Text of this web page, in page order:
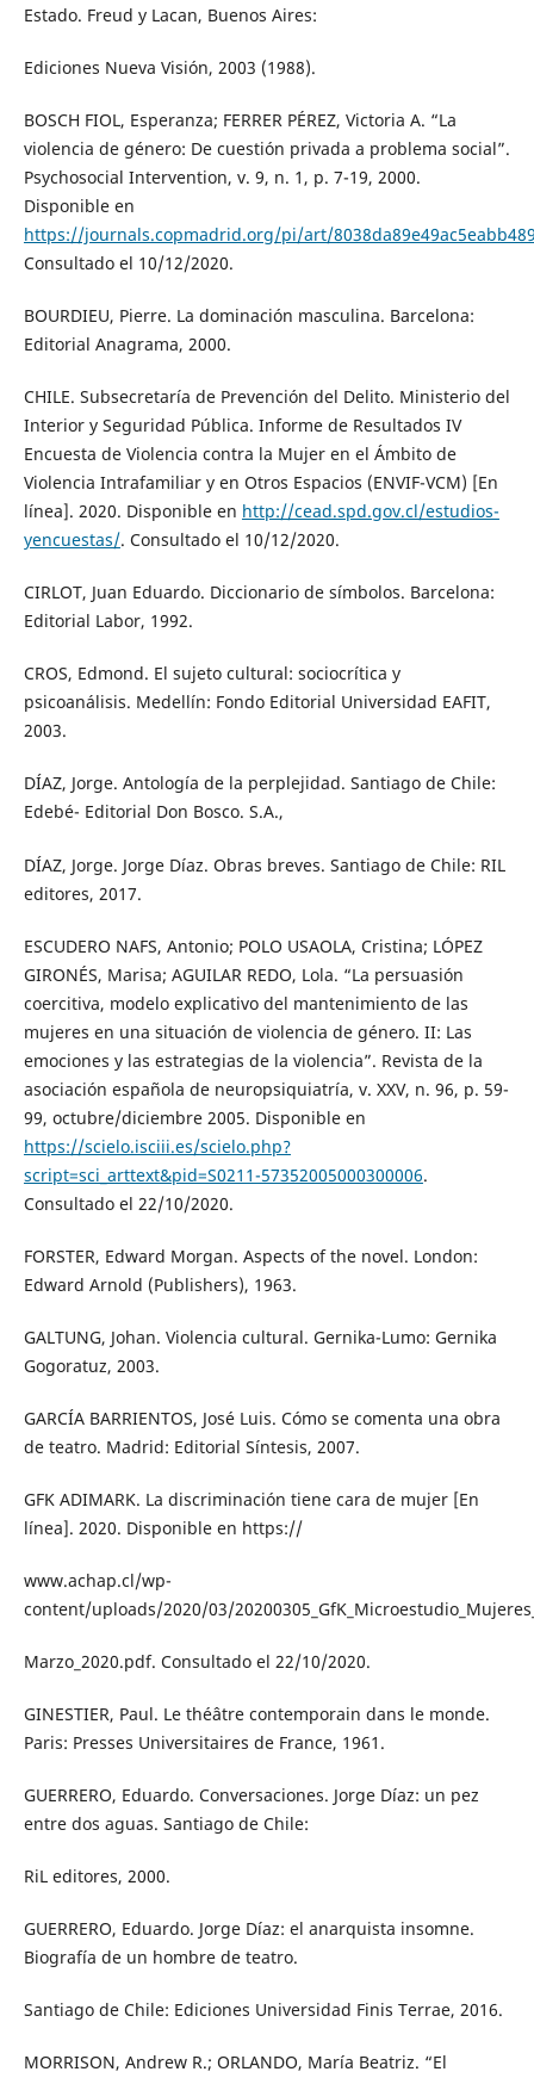
Estado. Freud y Lacan, Buenos Aires:
Ediciones Nueva Visión, 2003 (1988).
BOSCH FIOL, Esperanza; FERRER PÉREZ, Victoria A. “La
violencia de género: De cuestión privada a problema social”.
Psychosocial Intervention, v. 9, n. 1, p. 7-19, 2000.
Disponible en
https://journals.copmadrid.org/pi/art/
Consultado el 10/12/2020.
BOURDIEU, Pierre. La dominación masculina. Barcelona:
Editorial Anagrama, 2000.
CHILE. Subsecretaría de Prevención del Delito. Ministerio del
Interior y Seguridad Pública. Informe de Resultados IV
Encuesta de Violencia contra la Mujer en el Ámbito de
Violencia Intrafamiliar y en Otros Espacios (ENVIF-VCM) [En
línea]. 2020. Disponible en http://cead.spd.gov.cl/estudios-
yencuestas/. Consultado el 10/12/2020.
CIRLOT, Juan Eduardo. Diccionario de símbolos. Barcelona:
Editorial Labor, 1992.
CROS, Edmond. El sujeto cultural: sociocrítica y
psicoanálisis. Medellín: Fondo Editorial Universidad EAFIT,
2003.
DÍAZ, Jorge. Antología de la perplejidad. Santiago de Chile:
Edebé- Editorial Don Bosco. S.A.,
DÍAZ, Jorge. Jorge Díaz. Obras breves. Santiago de Chile: RIL
editores, 2017.
ESCUDERO NAFS, Antonio; POLO USAOLA, Cristina; LÓPEZ
GIRONÉS, Marisa; AGUILAR REDO, Lola. “La persuasión
coercitiva, modelo explicativo del mantenimiento de las
mujeres en una situación de violencia de género. II: Las
emociones y las estrategias de la violencia”. Revista de la
asociación española de neuropsiquiatría, v. XXV, n. 96, p. 59-
99, octubre/diciembre 2005. Disponible en
https://scielo.isciii.es/scielo.php?
script=sci_arttext&pid=S0211-57352005000300006.
Consultado el 22/10/2020.
FORSTER, Edward Morgan. Aspects of the novel. London:
Edward Arnold (Publishers), 1963.
GALTUNG, Johan. Violencia cultural. Gernika-Lumo: Gernika
Gogoratuz, 2003.
GARCÍA BARRIENTOS, José Luis. Cómo se comenta una obra
de teatro. Madrid: Editorial Síntesis, 2007.
GFK ADIMARK. La discriminación tiene cara de mujer [En
línea]. 2020. Disponible en https://
www.achap.cl/wp-
content/uploads/2020/03/
Marzo_2020.pdf. Consultado el 22/10/2020.
GINESTIER, Paul. Le théâtre contemporain dans le monde.
Paris: Presses Universitaires de France, 1961.
GUERRERO, Eduardo. Conversaciones. Jorge Díaz: un pez
entre dos aguas. Santiago de Chile:
RiL editores, 2000.
GUERRERO, Eduardo. Jorge Díaz: el anarquista insomne.
Biografía de un hombre de teatro.
Santiago de Chile: Ediciones Universidad Finis Terrae, 2016.
MORRISON, Andrew R.; ORLANDO, María Beatriz. “El